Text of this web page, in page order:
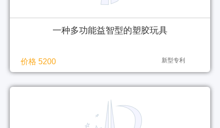
一种多功能益智型的塑胶玩具
价格 5200 新型专利